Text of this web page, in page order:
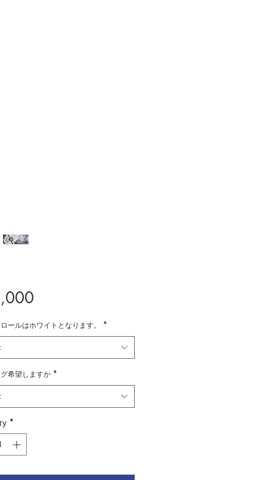
Price
ールはホワイトとなります。 *
希望しますか *
*